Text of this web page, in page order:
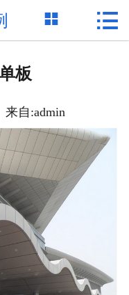
网站首页
新闻资讯
成功案例
联系我们
 
板
自:admin